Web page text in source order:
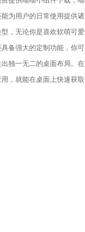
为用户的日常使用提供
，无论你是喜欢软萌可
备强大的定制功能，你
独一无二的桌面布局。
，就能在桌面上快速获取